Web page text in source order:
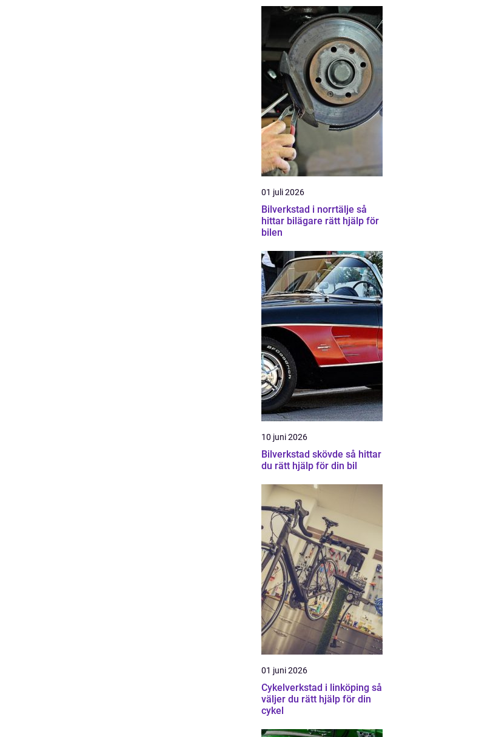
01 juli 2026
Bilverkstad i norrtälje så
hittar bilägare rätt hjälp för
bilen
10 juni 2026
Bilverkstad skövde så hittar
du rätt hjälp för din bil
01 juni 2026
Cykelverkstad i linköping så
väljer du rätt hjälp för din
cykel